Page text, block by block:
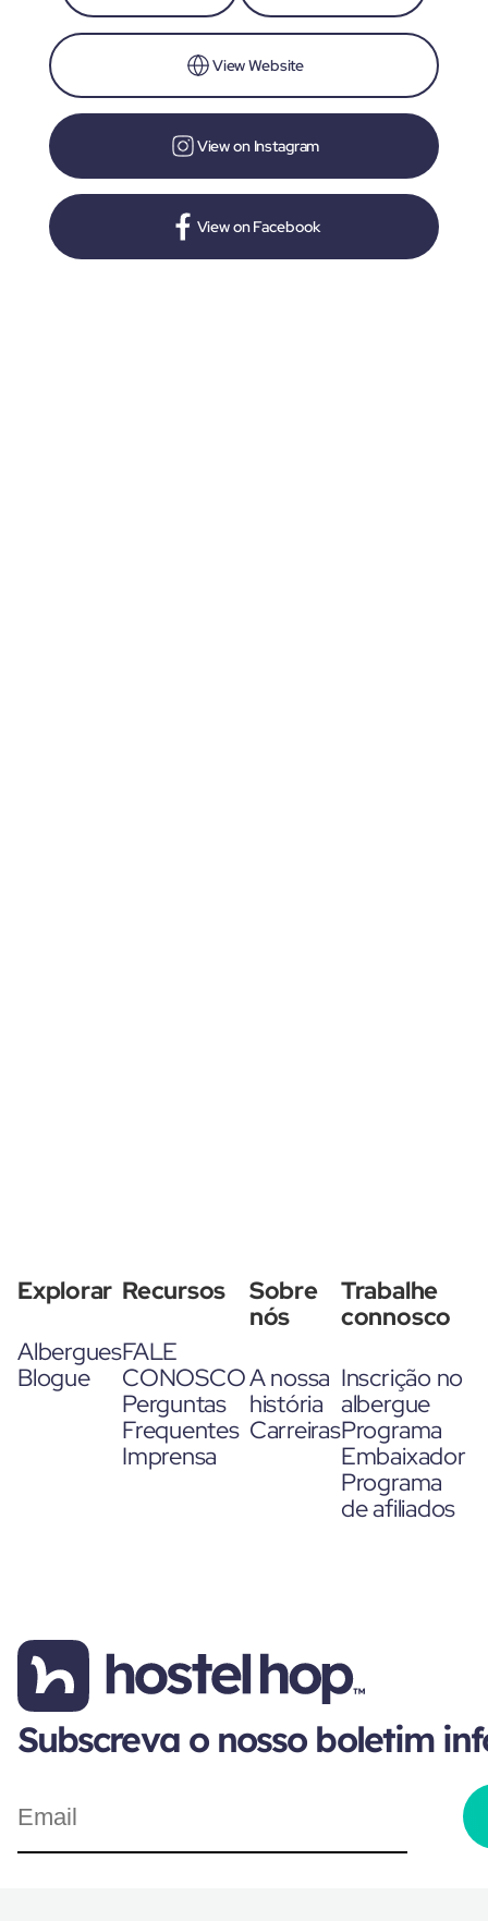
View Website
View on Instagram
View on Facebook
Explorar
Albergues
Blogue
Recursos
FALE
CONOSCO
Perguntas
Frequentes
Imprensa
Sobre
nós
A nossa
história
Carreiras
Trabalhe
connosco
Inscrição no
albergue
Programa
Embaixador
Programa
de afiliados
Subscreva o nosso boletim